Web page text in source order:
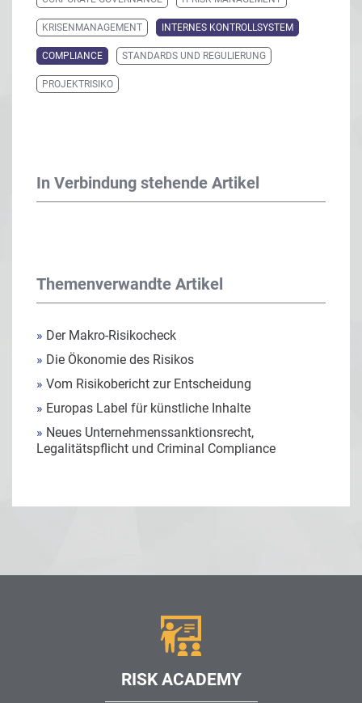
KRISENMANAGEMENT INTERNES KONTROLLSYSTEM
COMPLIANCE STANDARDS UND REGULIERUNG
PROJEKTRISIKO
In Verbindung stehende Artikel
Themenverwandte Artikel
» Der Makro-Risikocheck
» Die Ökonomie des Risikos
» Vom Risikobericht zur Entscheidung
» Europas Label für künstliche Inhalte
» Neues Unternehmenssanktionsrecht,
Legalitätspflicht und Criminal Compliance
RISK ACADEMY